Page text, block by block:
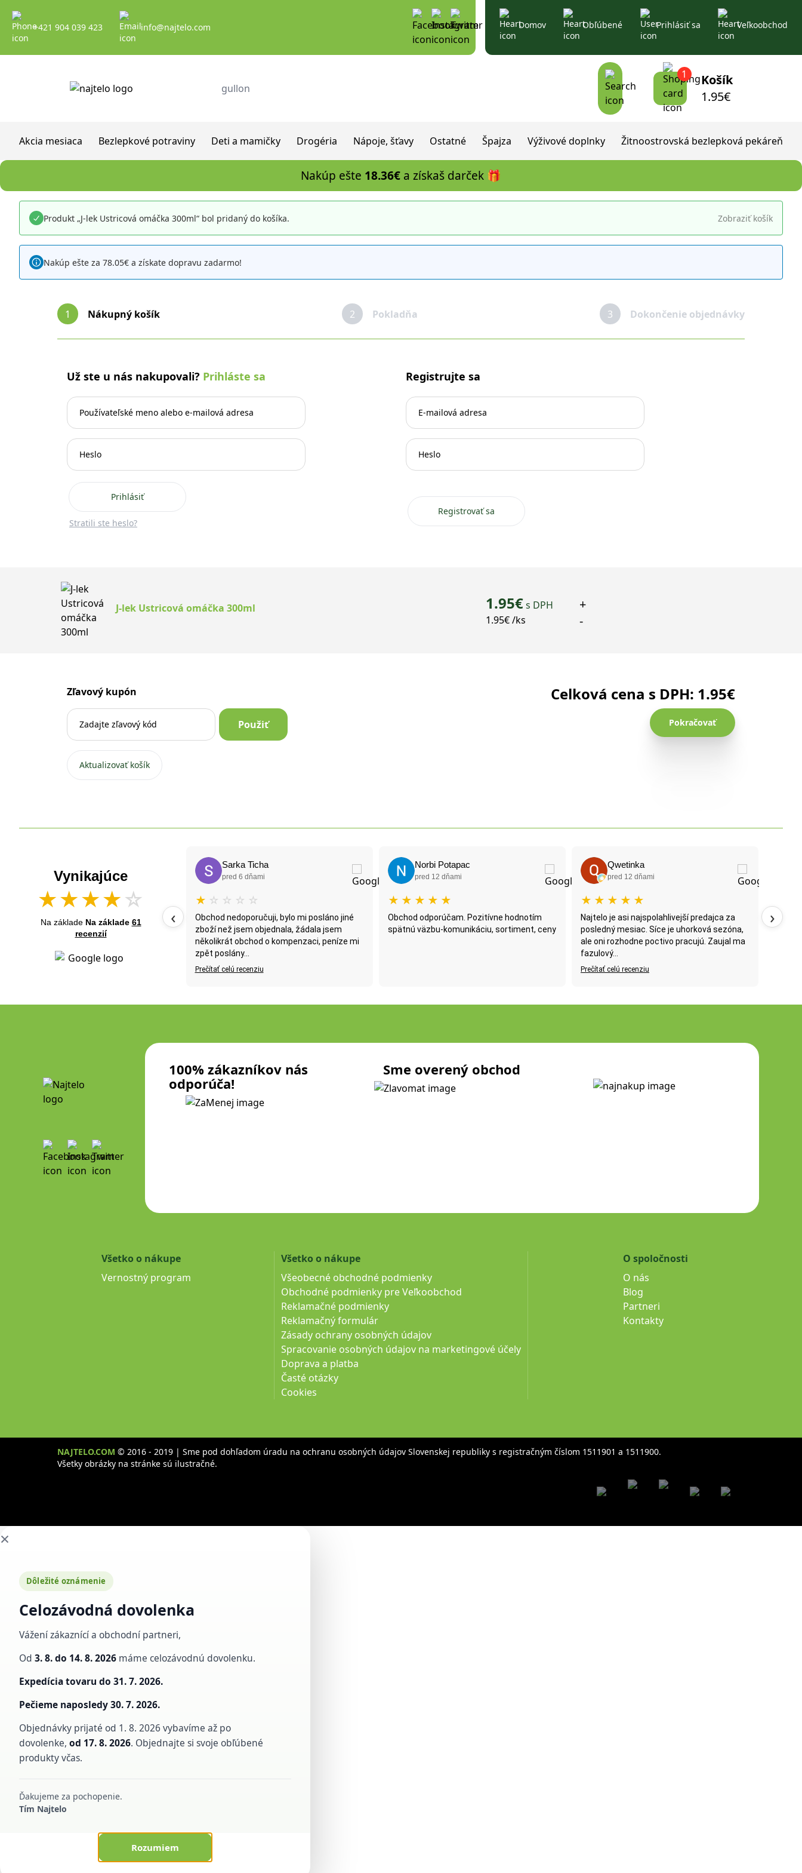
+421 904 039 423 info@najtelo.com Domov Obľúbené Prihlásiť sa Veľkoobchod
1
Košík
1.95€
Akcia mesiaca Bezlepkové potraviny Deti a mamičky Drogéria Nápoje, šťavy Ostatné Špajza Výživové doplnky Žitnoostrovská bezlepková pekáreň
Nakúp ešte 18.36€ a získaš darček 🎁
Zobraziť košík
Produkt „J-lek Ustricová omáčka 300ml“ bol pridaný do košíka.
Nakúp ešte za 78.05€ a získate dopravu zadarmo!
1 Nákupný košík 2 Pokladňa 3 Dokončenie objednávky
Už ste u nás nakupovali? Prihláste sa
Prihlásiť
Stratili ste heslo?
Registrujte sa
Registrovať sa
J-lek Ustricová omáčka 300ml 1.95€s DPH
1.95€ /ks
množstvo
300ml
+
-
Zľavový kupón
Použiť
Aktualizovať košík
Celková cena s DPH: 1.95€
Pokračovať
Vynikajúce
★★★★☆
Na základe Na základe 61
recenzií
odbere.Nákup sme
dohodnutý,bol pripravený k
Sarka Ticha
pred 6 dňami
★ ☆
Obchod nedoporučuji, bylo mi posláno jiné
zboží než jsem objednala, žádala jsem
několikrát obchod o kompenzaci, peníze mi
Prečítať celú recenziu
Norbi Potapac
pred 12 dňami
★
Obchod odporúčam. Pozitívne hodnotím
spätnú väzbu-komunikáciu, sortiment, ceny
Qwetinka
pred 12 dňami
★
Najtelo je asi najspolahlivejší predajca za
posledný mesiac. Síce je uhorková sezóna,
ale oni rozhodne poctivo pracujú. Zaujal ma
Prečítať celú recenziu
Patrik Milkovič
pred 24 dňami
‹ ›
100% zákazníkov nás
odporúča!
Sme overený obchod
Všetko o nákupe
Vernostný program
Všetko o nákupe
Všeobecné obchodné podmienky
Obchodné podmienky pre Veľkoobchod
Reklamačné podmienky
Reklamačný formulár
Zásady ochrany osobných údajov
Spracovanie osobných údajov na marketingové účely
Doprava a platba
Časté otázky
Cookies
O spoločnosti
O nás
Blog
Partneri
Kontakty
NAJTELO.COM © 2016 - 2019 | Sme pod dohľadom úradu na ochranu osobných údajov Slovenskej republiky s registračným číslom 1511901 a 1511900.
Všetky obrázky na stránke sú ilustračné.
×
Dôležité oznámenie
Celozávodná dovolenka
Vážení zákaznící a obchodní partneri,
Od 3. 8. do 14. 8. 2026 máme celozávodnú dovolenku.
Expedícia tovaru do 31. 7. 2026.
Pečieme naposledy30. 7. 2026.
Objednávky prijaté od 1. 8. 2026 vybavíme až po
dovolenke, od 17. 8. 2026. Objednajte si svoje obľúbené
produkty včas.
Ďakujeme za pochopenie.
Tím Najtelo
Rozumiem